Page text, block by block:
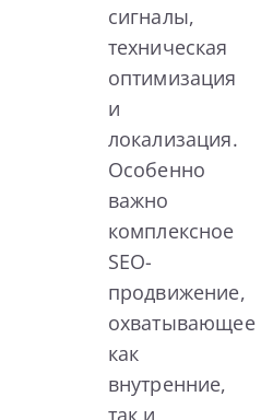
сигналы,
техническая
оптимизация
и
локализация.
Особенно
важно
комплексное
SEO-
продвижение,
охватывающее
как
внутренние,
так и